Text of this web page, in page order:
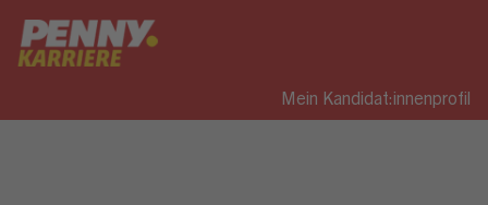
Mein Kandidat:innenprofil